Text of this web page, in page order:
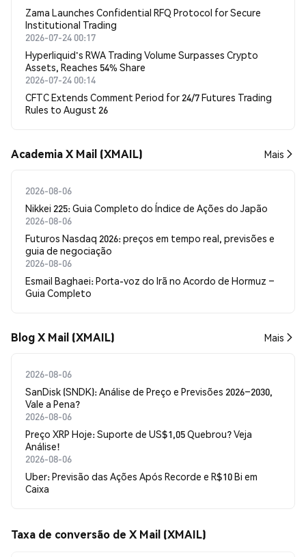
Zama Launches Confidential RFQ Protocol for Secure
Institutional Trading
2026-07-24 00:17
Hyperliquid's RWA Trading Volume Surpasses Crypto
Assets, Reaches 54% Share
2026-07-24 00:14
CFTC Extends Comment Period for 24/7 Futures Trading
Rules to August 26
Academia X Mail (XMAIL) Mais
2026-08-06
Nikkei 225: Guia Completo do Índice de Ações do Japão
2026-08-06
Futuros Nasdaq 2026: preços em tempo real, previsões e
guia de negociação
2026-08-06
Esmail Baghaei: Porta-voz do Irã no Acordo de Hormuz –
Guia Completo
Blog X Mail (XMAIL) Mais
2026-08-06
SanDisk (SNDK): Análise de Preço e Previsões 2026–2030,
Vale a Pena?
2026-08-06
Preço XRP Hoje: Suporte de US$1,05 Quebrou? Veja
Análise!
2026-08-06
Uber: Previsão das Ações Após Recorde e R$10 Bi em
Caixa
Taxa de conversão de X Mail (XMAIL)